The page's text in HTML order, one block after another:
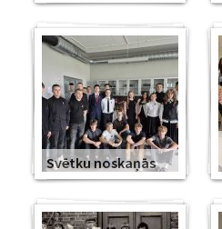
Svētku noskaņās